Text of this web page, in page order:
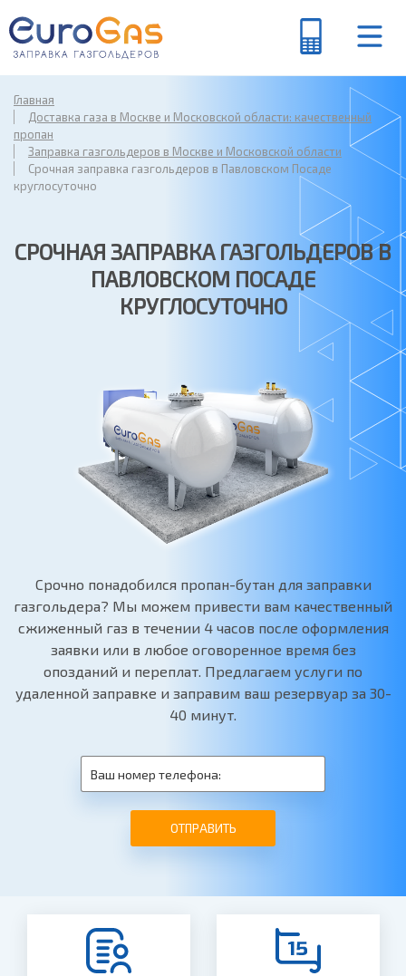
Главная
Доставка газа в Москве и Московской области: качественный
пропан
Заправка газгольдеров в Москве и Московской области
Срочная заправка газгольдеров в Павловском Посаде
круглосуточно
СРОЧНАЯ ЗАПРАВКА ГАЗГОЛЬДЕРОВ В
ПАВЛОВСКОМ ПОСАДЕ
КРУГЛОСУТОЧНО
Срочно понадобился пропан-бутан для заправки
газгольдера? Мы можем привести вам качественный
сжиженный газ в течении 4 часов после оформления
заявки или в любое оговоренное время без
опозданий и переплат. Предлагаем услуги по
удаленной заправке и заправим ваш резервуар за 30-
40 минут.
ОТПРАВИТЬ